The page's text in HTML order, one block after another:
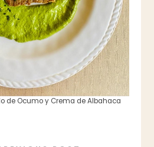
de Ocumo y Crema de Albahaca